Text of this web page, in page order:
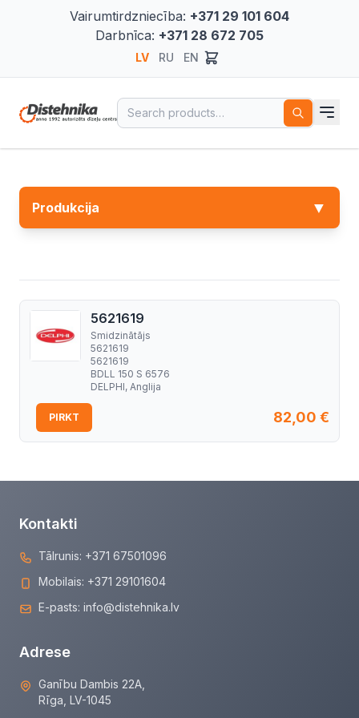
Vairumtirdzniecība: +371 29 101 604
Darbnīca: +371 28 672 705
LV RU EN
Search for:
Produkcija ▼
5621619
Smidzinātājs
5621619
5621619
BDLL 150 S 6576
DELPHI, Anglija
82,00 €
PIRKT
Kontakti
Tālrunis: +371 67501096
Mobilais: +371 29101604
E-pasts: info@distehnika.lv
Adrese
Ganību Dambis 22A,
Rīga, LV-1045